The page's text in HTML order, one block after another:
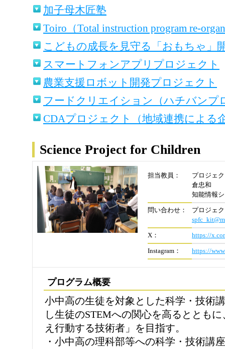
加子母木匠塾
Toiro（Total instruction program re-
こどもの成長を見守る「おもちゃ」
スマートフォンアプリプロジェクト
農業支援ロボット開発プロジェクト
フードクリエイション（ハチバンプ
CDAプロジェクト（地域連携による
Science Project for Children
担当教員：
プロジェ
倉忠和
知能情報
問い合わせ：
プロジェ
X： https://
Instagram： https://
プログラム概要
小中高の生徒を対象とした科学・技術
し生徒のSTEMへの関心を高るととも
え行動する技術者」を目指す。
・小中高の理科部等への科学・技術講